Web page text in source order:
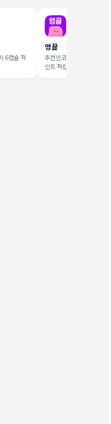
6캡슐 적
영끌
추천인코드 입력 시 1,000 포
인트 적립